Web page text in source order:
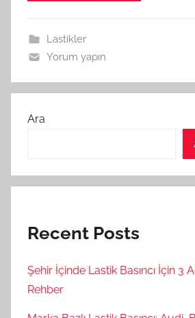
Lastikler
Yorum yapın
Ara
Recent Posts
Şehir İçinde Lastik Basıncı İçin 3
Rehber